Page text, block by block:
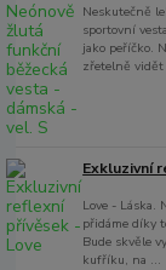
Neskutečně
sportovní
jako peříčko.
zřetelně vidět
Exkluzivní
Love - Láska.
přidáme díky
Bude skvěle
kufříku, na ...